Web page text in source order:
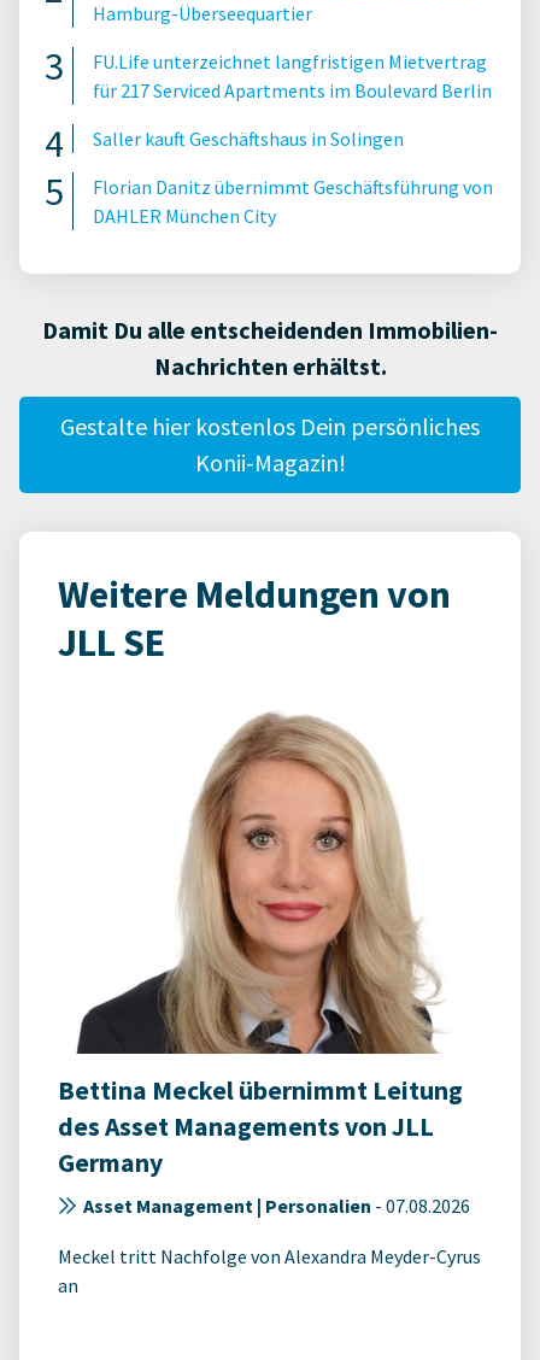
Hamburg-Überseequartier
FU.Life unterzeichnet langfristigen Mietvertrag
für 217 Serviced Apartments im Boulevard Berlin
Saller kauft Geschäftshaus in Solingen
Florian Danitz übernimmt Geschäftsführung von
DAHLER München City
Damit Du alle entscheidenden Immobilien-
Nachrichten erhältst.
Gestalte hier kostenlos Dein persönliches
Konii-Magazin!
Weitere Meldungen von
JLL SE
Bettina Meckel übernimmt Leitung
des Asset Managements von JLL
Germany
Asset Management | Personalien - 07.08.2026
Meckel tritt Nachfolge von Alexandra Meyder-Cyrus
an